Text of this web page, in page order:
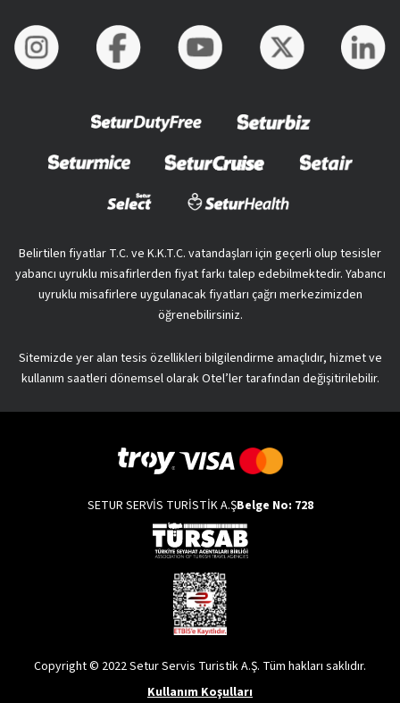
Belirtilen fiyatlar T.C. ve K.K.T.C. vatandaşları için geçerli olup tesisler
yabancı uyruklu misafirlerden fiyat farkı talep edebilmektedir. Yabancı
uyruklu misafirlere uygulanacak fiyatları çağrı merkezimizden
öğrenebilirsiniz.
Sitemizde yer alan tesis özellikleri bilgilendirme amaçlıdır, hizmet ve
kullanım saatleri dönemsel olarak Otel’ler tarafından değişitirilebilir.
SETUR SERVİS TURİSTİK A.ŞBelge No: 728
Copyright © 2022 Setur Servis Turistik A.Ş. Tüm hakları saklıdır.
Kullanım Koşulları